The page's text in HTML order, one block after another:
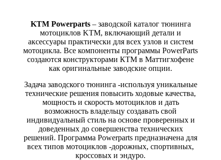
KTM Powerparts– заводской каталог тюнинга
мотоциклов KTM, включающий детали и
аксессуары практически для всех узлов и систем
мотоцикла. Все компоненты программы PowerParts
создаются конструкторами КТМ в Маттигхофене
как оригинальные заводские опции.
Задача заводского тюнинга -используя уникальные
технические решения повысить ходовые качества,
мощность и скорость мотоциклов и дать
возможность владельцу создавать свой
индивидуальный стиль на основе проверенных и
доведенных до совершенства технических
решений. Программа Powerparts предназначена для
всех типов мотоциклов -дорожных, спортивных,
кроссовых и эндуро.